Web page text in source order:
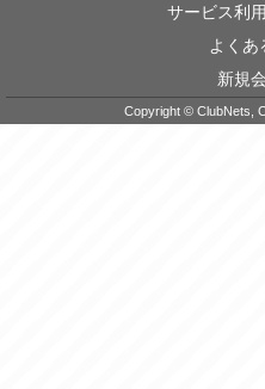
サービス利
よくあ
新規
Copyright © ClubNets,